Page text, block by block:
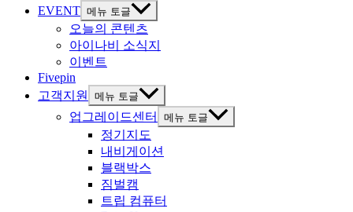
EVENT 메뉴 토글
오늘의 콘텐츠
아이나비 소식지
이벤트
Fivepin
고객지원
메뉴 토글
업그레이드센터 메뉴 토글
정기지도
내비게이션
블랙박스
짐벌캠
트립 컴퓨터